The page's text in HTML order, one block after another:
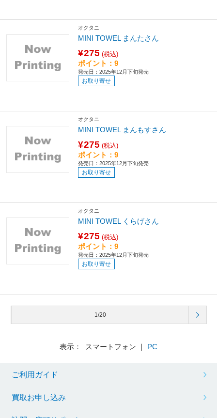
オクタニ
MINI TOWEL まんたさん
¥275 (税込)
ポイント：9
発売日：2025年12月下旬発売
お取り寄せ
オクタニ
MINI TOWEL まんもすさん
¥275 (税込)
ポイント：9
発売日：2025年12月下旬発売
お取り寄せ
オクタニ
MINI TOWEL くらげさん
¥275 (税込)
ポイント：9
発売日：2025年12月下旬発売
お取り寄せ
1/20
表示： スマートフォン ｜ PC
ご利用ガイド
買取お申し込み